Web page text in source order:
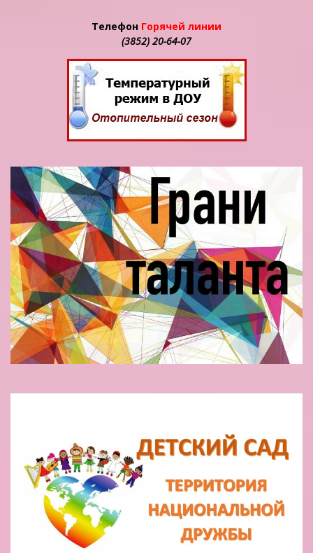
Телефон Горячей линии
(3852) 20-64-07